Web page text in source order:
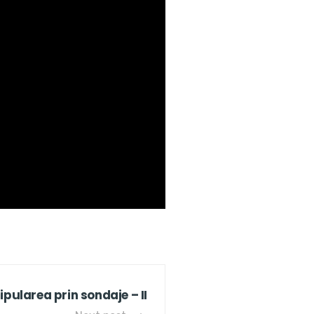
prin sondaje – II